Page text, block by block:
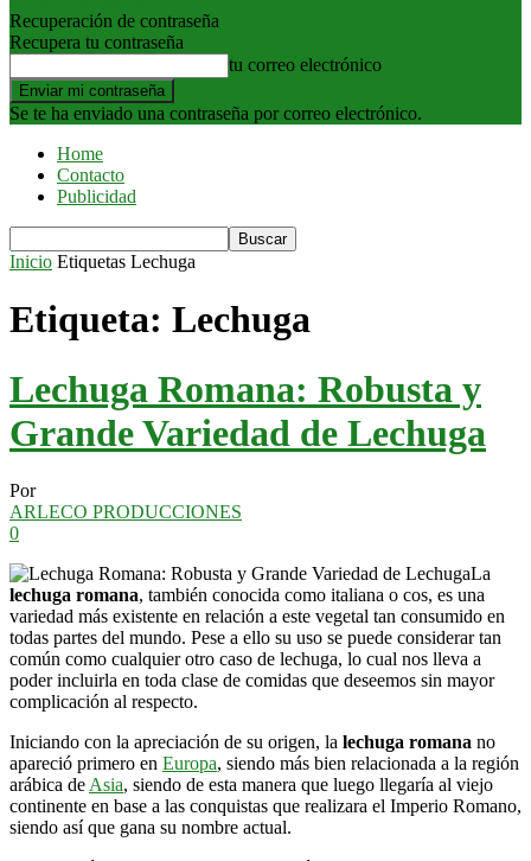
Recuperación de contraseña
Recupera tu contraseña
tu correo electrónico
Se te ha enviado una contraseña por correo electrónico.
Home
Contacto
Publicidad
Inicio Etiquetas Lechuga
Etiqueta: Lechuga
Lechuga Romana: Robusta y
Grande Variedad de Lechuga
Por
ARLECO PRODUCCIONES
0
La
lechuga romana, también conocida como italiana o cos, es una
variedad más existente en relación a este vegetal tan consumido en
todas partes del mundo. Pese a ello su uso se puede considerar tan
común como cualquier otro caso de lechuga, lo cual nos lleva a
poder incluirla en toda clase de comidas que deseemos sin mayor
complicación al respecto.
Iniciando con la apreciación de su origen, la lechuga romana no
apareció primero en Europa, siendo más bien relacionada a la región
arábica de Asia, siendo de esta manera que luego llegaría al viejo
continente en base a las conquistas que realizara el Imperio Romano,
siendo así que gana su nombre actual.